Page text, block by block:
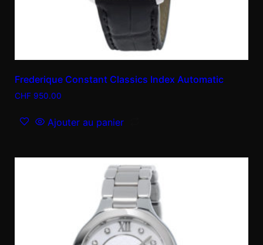
Frederique Constant Classics Index Automatic
CHF 950.00
Ajouter au panier